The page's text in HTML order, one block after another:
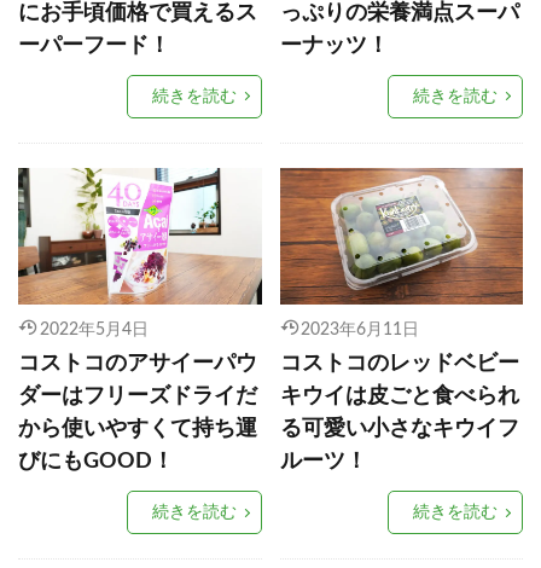
にお手頃価格で買えるス
ーパーフード！
続きを読む
っぷりの栄養満点スーパ
ーナッツ！
続きを読む
2022年5月4日
コストコのアサイーパウ
ダーはフリーズドライだ
から使いやすくて持ち運
びにもGOOD！
続きを読む
2023年6月11日
コストコのレッドベビー
キウイは皮ごと食べられ
る可愛い小さなキウイフ
ルーツ！
続きを読む